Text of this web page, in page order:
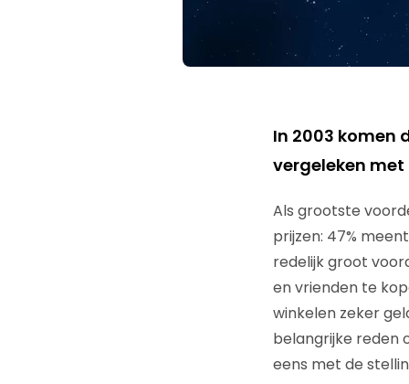
In 2003 komen
vergeleken met
Als grootste
prijzen: 47%
redelijk groot
en vrienden te
winkelen zeker
belangrijke reden
eens met de